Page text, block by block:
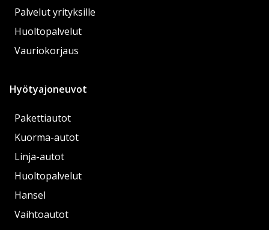
Palvelut yrityksille
Huoltopalvelut
Vauriokorjaus
Hyötyajoneuvot
Pakettiautot
Kuorma-autot
Linja-autot
Huoltopalvelut
Hansel
Vaihtoautot